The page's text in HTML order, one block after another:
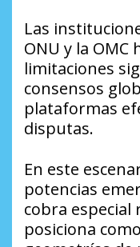
Las
ONU y la
limitaciones
consensos
plataformas
disputas.
En este
potencias
cobra especial
posiciona